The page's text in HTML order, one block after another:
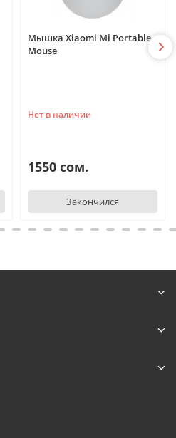
Мышка Xiaomi Mi Portable
Mouse
Нет в наличии
1550 сом.
Закончился